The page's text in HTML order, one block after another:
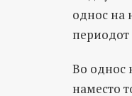
однос на
периодот
Во однос
наместо